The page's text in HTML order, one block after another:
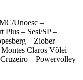
Unoesc –
Plus – Sesi/SP –
– Ziober
Claros Vôlei –
– Powervolley